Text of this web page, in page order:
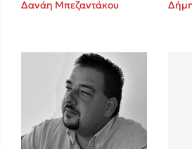
Sebastian Fitzek
Playlist
Δανάη Μπεζαντάκου